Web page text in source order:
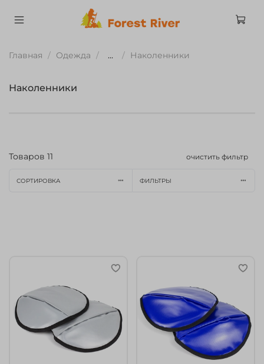
Главная Одежда ... Наколенники
Наколенники
Товаров 11 очистить фильтр
СОРТИРОВКА ФИЛЬТРЫ